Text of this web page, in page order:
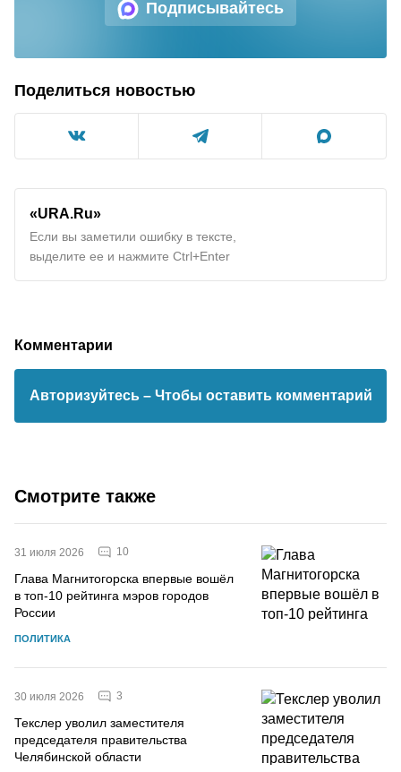
Подписывайтесь
Поделиться новостью
«URA.Ru»
Если вы заметили ошибку в тексте,
выделите ее и нажмите Ctrl+Enter
Комментарии
Авторизуйтесь – Чтобы оставить комментарий
Смотрите также
31 июля 2026 10
Глава Магнитогорска впервые вошёл
в топ-10 рейтинга мэров городов
России
ПОЛИТИКА
30 июля 2026 3
Текслер уволил заместителя
председателя правительства
Челябинской области